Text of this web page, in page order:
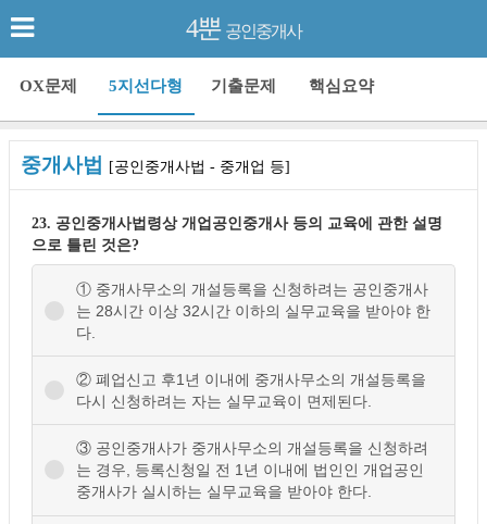
4뿐 공인중개사
OX문제 5지선다형 기출문제 핵심요약
중개사법 [공인중개사법 - 중개업 등]
23. 공인중개사법령상 개업공인중개사 등의 교육에 관한 설명
으로 틀린 것은?
① 중개사무소의 개설등록을 신청하려는 공인중개사
는 28시간 이상 32시간 이하의 실무교육을 받아야 한
다.
② 폐업신고 후1년 이내에 중개사무소의 개설등록을
다시 신청하려는 자는 실무교육이 면제된다.
③ 공인중개사가 중개사무소의 개설등록을 신청하려
는 경우, 등록신청일 전 1년 이내에 법인인 개업공인
중개사가 실시하는 실무교육을 받아야 한다.